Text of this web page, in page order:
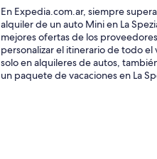
En Expedia.com.ar, siempre
alquiler de un auto Mini en La
mejores ofertas de los
personalizar el itinerario de todo el
solo en alquileres de autos,
un paquete de vacaciones en La